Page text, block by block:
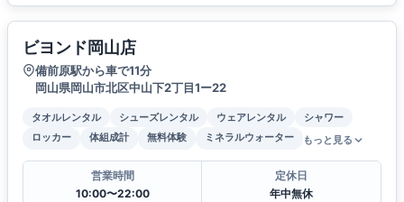
ビヨンド岡山店
備前原駅から車で11分
岡山県岡山市北区中山下2丁目1ー22
タオルレンタル シューズレンタル ウェアレンタル
シャワー
ロッカー
体組成計 無料体験 ミネラルウォーター もっと見る
営業時間
10:00〜22:00
定休日
年中無休